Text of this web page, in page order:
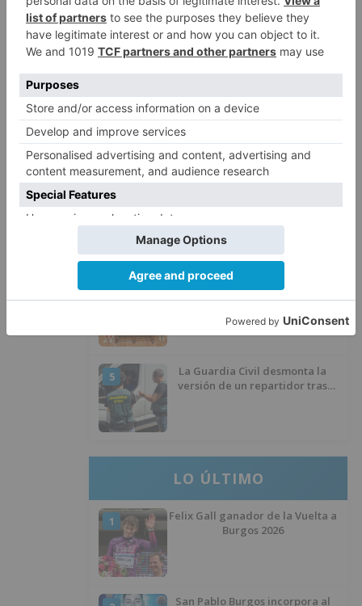
1
Fallece un ciclista en Burgos tras
avisar otro conductor que se
había caído de la bicicleta
2
Villatoro da el primer paso para
dejar atrás su aislamiento con el
inicio de la senda peatonal y
ciclista
3
herido en Burgos tras la colisión
entre un turismo y un camión
4
La provincia de Burgos celebra
el día de su patrón
5
La Guardia Civil desmonta la
versión de un repartidor tras
LO ÚLTIMO
1
Felix Gall ganador de la Vuelta a
Burgos 2026
San Pablo Burgos incorpora al